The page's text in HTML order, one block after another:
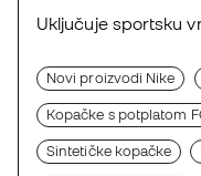
Uključuje sportsku
Novi proizvodi Nike
Kopačke s potplatom
Sintetičke kopačke